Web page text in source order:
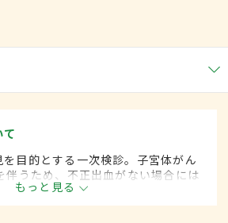
目的とする一次検診。子宮体がん
うため、不正出血がない場合には
みで終わることもある。問診、視
か、必要に応じてコルポスコープ
もっと見る